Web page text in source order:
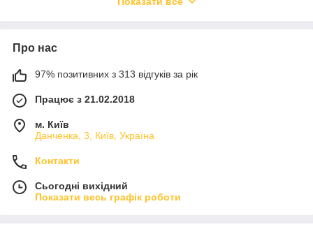
Про нас
97% позитивних з 313 відгуків за рік
Працює з 21.02.2018
м. Київ
Данченка, 3, Київ, Україна
Контакти
Сьогодні вихідний
Показати весь графік роботи